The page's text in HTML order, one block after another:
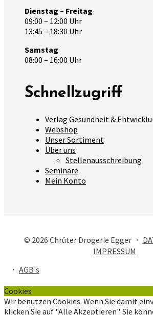
Dienstag – Freitag
09:00 – 12:00 Uhr
13:45 – 18:30 Uhr
Samstag
08:00 – 16:00 Uhr
Schnellzugriff
Verlag Gesundheit &
Webshop
Unser Sortiment
Über uns
Stellenausschreibung
Seminare
Mein Konto
© 2026 Chrüter Drogerie Egger ・
IMPRESSUM
・ AGB's
Cookies
Wir benutzen Cookies. Wenn Sie damit
klicken Sie auf "Alle Akzeptieren". Sie